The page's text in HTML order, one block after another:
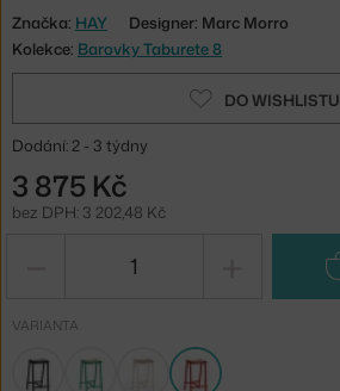
Značka: HAY
Designer: Marc Morro
Kolekce: Barovky Taburete 8
DO WISHLISTU
Dodání: 2 - 3 týdny
3 875 Kč
bez DPH: 3 202,48 Kč
VARIANTA